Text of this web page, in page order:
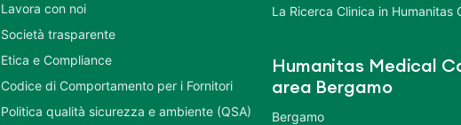
Lavora con noi
Società trasparente
Etica e Compliance
Codice di Comportamento per i Fornitori
Politica qualità sicurezza e ambiente (QSA)
La Ricerca Clinica in Humanitas
Humanitas Medical
area Bergamo
Bergamo